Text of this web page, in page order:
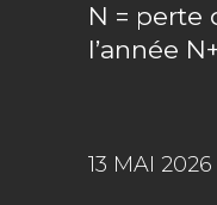
N = perte
l’année
13 MAI 2026